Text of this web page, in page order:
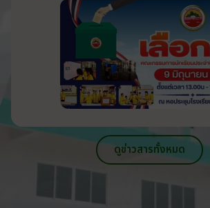
วันที่ 9 มิถุนายน 2569
ดูข่าวสารทั้งหมด